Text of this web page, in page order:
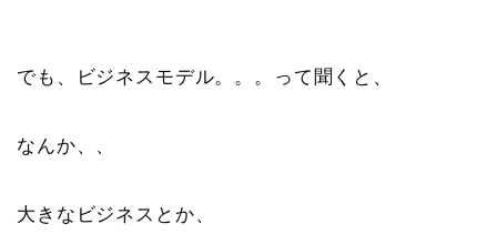
でも、ビジネスモデル。。。って聞くと、
なんか、、
大きなビジネスとか、